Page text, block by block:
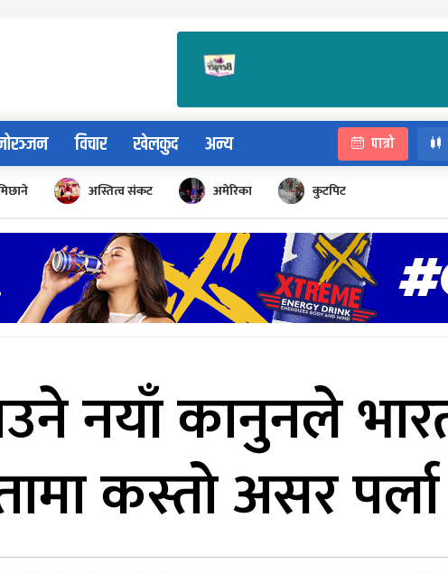
विचार खेलकुद अन्य पात्रो
अस्तित्व संकट अमेरिका कुटपिट
नयाँ कानुनले
कस्तो असर